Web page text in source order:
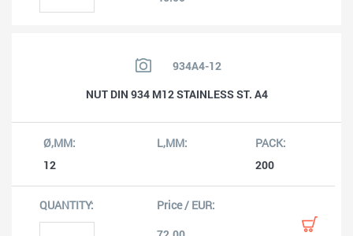
934A4-12
NUT DIN 934 M12 STAINLESS ST. A4
12 200